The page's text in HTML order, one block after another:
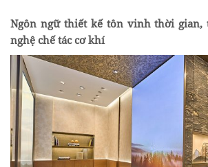
Ngôn ngữ thiết kế tôn vinh thời
nghệ chế tác cơ khí